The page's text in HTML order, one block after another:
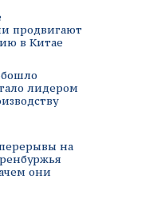
продвигают
в Китае
лидером
на
они